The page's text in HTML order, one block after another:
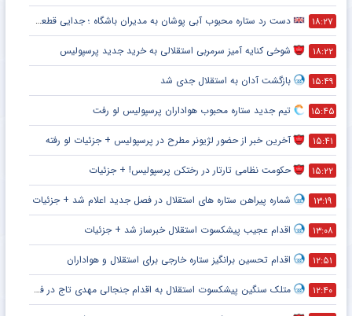
۱۸:۲۷ دست رد ستاره محبوب آبی پوشان به مدیران باشگاه ؛ جدایی قطعی است !
۱۸:۲۲ شوخی کنایه آمیز سرمربی استقلالی به خرید جدید پرسپولیس
۱۵:۴۹ بازگشت آدان به استقلال جدی شد
۱۵:۴۵ تیم جدید ستاره محبوب هواداران پرسپولیس لو رفت
۱۵:۴۱ آخرین خبر از حضور لژیونر مطرح در پرسپولیس + جزئیات لو رفته
۱۵:۲۲ حکومت نظامی تارتار در رختکن پرسپولیس! + جزئیات
۱۳:۱۹ شماره پیراهن ستاره های استقلال در فصل جدید اعلام شد + جزئیات
۱۳:۰۸ اقدام عجیب پیشکسوت استقلال خبرساز شد + جزئیات
۱۲:۵۱ اقدام تحسین برانگیز ستاره خارجی برای استقلال و هواداران
۱۲:۴۰ متلک سنگین پیشکسوت استقلال به اقدام جنجالی مهدی تاج در فدراسیون فوتبال